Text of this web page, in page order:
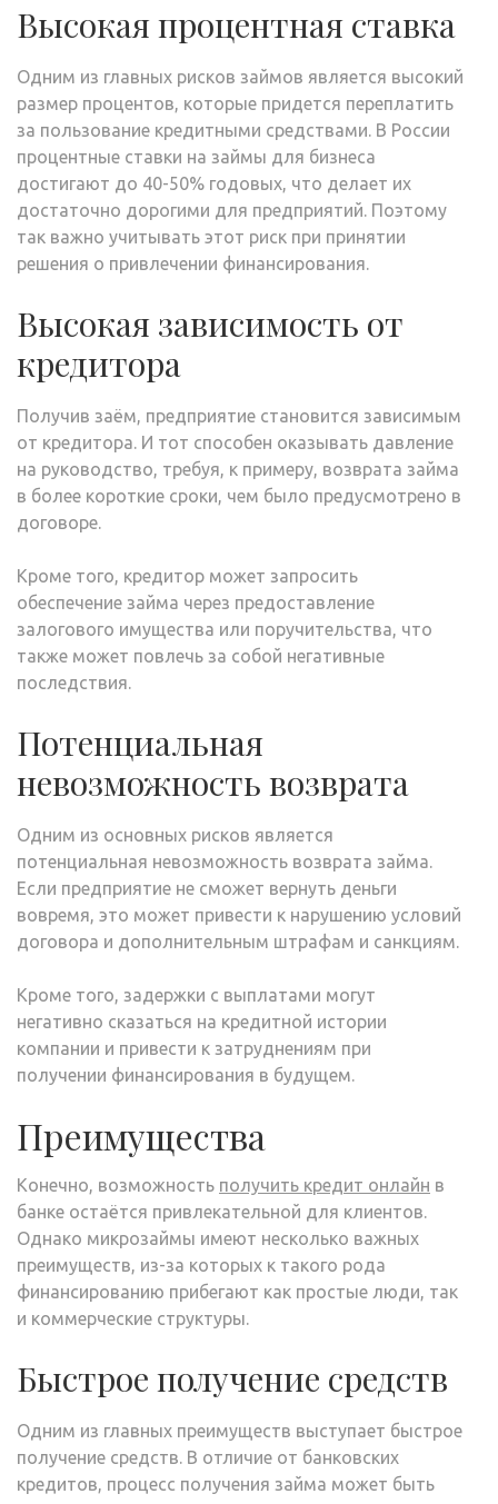
Высокая процентная ставка
Одним из главных рисков займов является высокий
размер процентов, которые придется переплатить
за пользование кредитными средствами. В России
процентные ставки на займы для бизнеса
достигают до 40-50% годовых, что делает их
достаточно дорогими для предприятий. Поэтому
так важно учитывать этот риск при принятии
решения о привлечении финансирования.
Высокая зависимость от
кредитора
Получив заём, предприятие становится зависимым
от кредитора. И тот способен оказывать давление
на руководство, требуя, к примеру, возврата займа
в более короткие сроки, чем было предусмотрено в
договоре.
Кроме того, кредитор может запросить
обеспечение займа через предоставление
залогового имущества или поручительства, что
также может повлечь за собой негативные
последствия.
Потенциальная
невозможность возврата
Одним из основных рисков является
потенциальная невозможность возврата займа.
Если предприятие не сможет вернуть деньги
вовремя, это может привести к нарушению условий
договора и дополнительным штрафам и санкциям.
Кроме того, задержки с выплатами могут
негативно сказаться на кредитной истории
компании и привести к затруднениям при
получении финансирования в будущем.
Преимущества
Конечно, возможность получить кредит онлайн в
банке остаётся привлекательной для клиентов.
Однако микрозаймы имеют несколько важных
преимуществ, из-за которых к такого рода
финансированию прибегают как простые люди, так
и коммерческие структуры.
Быстрое получение средств
Одним из главных преимуществ выступает быстрое
получение средств. В отличие от банковских
кредитов, процесс получения займа может быть